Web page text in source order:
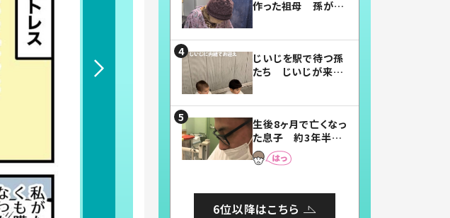
作った祖母 孫が絶
じいじを駅で待つ孫
たち じいじが来た
まらない」「幸せにな
れる」
生後8ヶ月で亡くなっ
た息子 約3年半
後、当時の妻の日記
に書いてあった本音
6位以降はこちら